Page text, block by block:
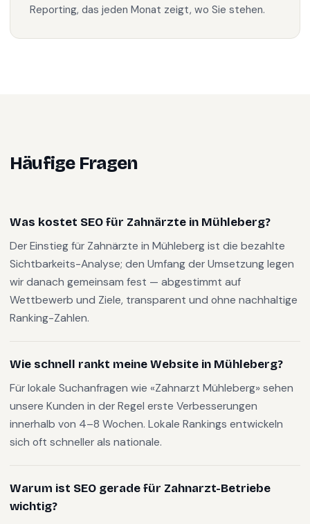
Reporting, das jeden Monat zeigt, wo Sie stehen.
Häufige Fragen
Was kostet SEO für Zahnärzte in Mühleberg?
Der Einstieg für Zahnärzte in Mühleberg ist die bezahlte
Sichtbarkeits-Analyse; den Umfang der Umsetzung legen
wir danach gemeinsam fest — abgestimmt auf
Wettbewerb und Ziele, transparent und ohne nachhaltige
Ranking-Zahlen.
Wie schnell rankt meine Website in Mühleberg?
Für lokale Suchanfragen wie «Zahnarzt Mühleberg» sehen
unsere Kunden in der Regel erste Verbesserungen
innerhalb von 4–8 Wochen. Lokale Rankings entwickeln
sich oft schneller als nationale.
Warum ist SEO gerade für Zahnarzt-Betriebe
wichtig?